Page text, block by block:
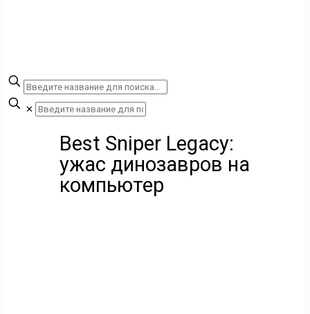
✕
Best Sniper Legacy:
ужас динозавров на
компьютер